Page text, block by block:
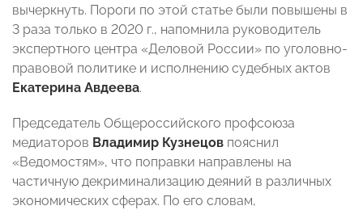
вычеркнуть. Пороги по этой статье были повышены в
3 раза только в 2020 г., напомнила руководитель
экспертного центра «Деловой России» по уголовно-
правовой политике и исполнению судебных актов
Екатерина Авдеева.
Председатель Общероссийского профсоюза
медиаторов Владимир Кузнецов пояснил
«Ведомостям», что поправки направлены на
частичную декриминализацию деяний в различных
экономических сферах. По его словам,